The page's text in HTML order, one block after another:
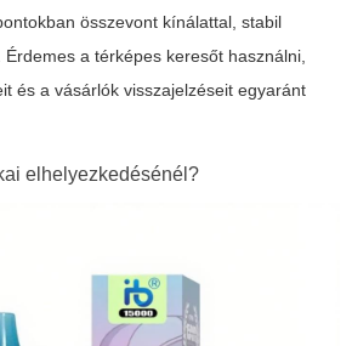
összevont kínálattal, stabil
a térképes keresőt használni,
és a vásárlók visszajelzéseit egyaránt
elhelyezkedésénél?